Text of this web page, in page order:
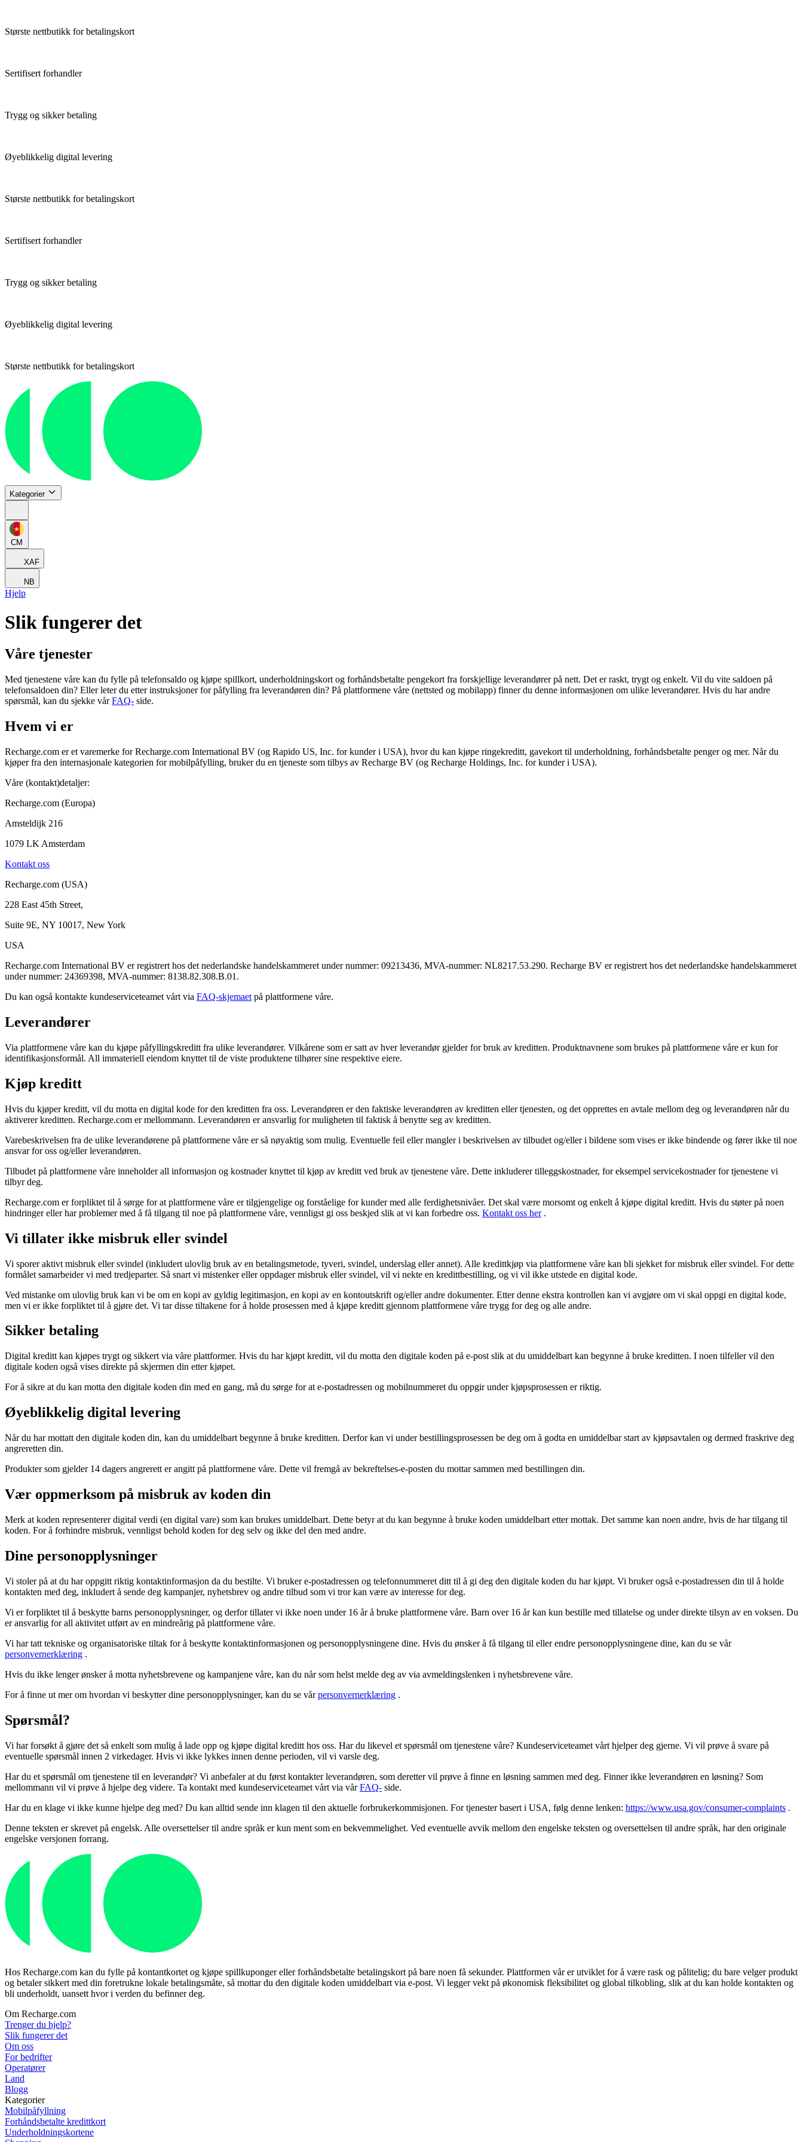
Største nettbutikk for betalingskort
Sertifisert forhandler
Trygg og sikker betaling
Øyeblikkelig digital levering
Største nettbutikk for betalingskort
Sertifisert forhandler
Trygg og sikker betaling
Øyeblikkelig digital levering
Største nettbutikk for betalingskort
Kategorier
CM
XAF
NB
Hjelp
Slik fungerer det
Våre tjenester
Med tjenestene våre kan du fylle på telefonsaldo og kjøpe spillkort, underholdningskort og forhåndsbetalte pengekort fra forskjellige leverandører på nett. Det er raskt, trygt og enkelt. Vil du vite saldoen på
telefonsaldoen din? Eller leter du etter instruksjoner for påfylling fra leverandøren din? På plattformene våre (nettsted og mobilapp) finner du denne informasjonen om ulike leverandører. Hvis du har andre
spørsmål, kan du sjekke vårFAQ- side.
Hvem vi er
Recharge.com er et varemerke for Recharge.com International BV (og Rapido US, Inc. for kunder i USA), hvor du kan kjøpe ringekreditt, gavekort til underholdning, forhåndsbetalte penger og mer. Når du
kjøper fra den internasjonale kategorien for mobilpåfylling, bruker du en tjeneste som tilbys av Recharge BV (og Recharge Holdings, Inc. for kunder i USA).
Våre (kontakt)detaljer:
Recharge.com (Europa)
Amsteldijk 216
1079 LK Amsterdam
Kontakt oss
Recharge.com (USA)
228 East 45th Street,
Suite 9E, NY 10017, New York
USA
Recharge.com International BV er registrert hos det nederlandske handelskammeret under nummer: 09213436, MVA-nummer: NL8217.53.290. Recharge BV er registrert hos det nederlandske handelskammeret
under nummer: 24369398, MVA-nummer: 8138.82.308.B.01.
Du kan også kontakte kundeserviceteamet vårt via FAQ-skjemaet på plattformene våre.
Leverandører
Via plattformene våre kan du kjøpe påfyllingskreditt fra ulike leverandører. Vilkårene som er satt av hver leverandør gjelder for bruk av kreditten. Produktnavnene som brukes på plattformene våre er kun for
identifikasjonsformål. All immateriell eiendom knyttet til de viste produktene tilhører sine respektive eiere.
Kjøp kreditt
Hvis du kjøper kreditt, vil du motta en digital kode for den kreditten fra oss. Leverandøren er den faktiske leverandøren av kreditten eller tjenesten, og det opprettes en avtale mellom deg og leverandøren når du
aktiverer kreditten. Recharge.com er mellommann. Leverandøren er ansvarlig for muligheten til faktisk å benytte seg av kreditten.
Varebeskrivelsen fra de ulike leverandørene på plattformene våre er så nøyaktig som mulig. Eventuelle feil eller mangler i beskrivelsen av tilbudet og/eller i bildene som vises er ikke bindende og fører ikke til noe
ansvar for oss og/eller leverandøren.
Tilbudet på plattformene våre inneholder all informasjon og kostnader knyttet til kjøp av kreditt ved bruk av tjenestene våre. Dette inkluderer tilleggskostnader, for eksempel servicekostnader for tjenestene vi
tilbyr deg.
Recharge.com er forpliktet til å sørge for at plattformene våre er tilgjengelige og forståelige for kunder med alle ferdighetsnivåer. Det skal være morsomt og enkelt å kjøpe digital kreditt. Hvis du støter på noen
hindringer eller har problemer med å få tilgang til noe på plattformene våre, vennligst gi oss beskjed slik at vi kan forbedre oss. Kontakt oss her.
Vi tillater ikke misbruk eller svindel
Vi sporer aktivt misbruk eller svindel (inkludert ulovlig bruk av en betalingsmetode, tyveri, svindel, underslag eller annet). Alle kredittkjøp via plattformene våre kan bli sjekket for misbruk eller svindel. For dette
formålet samarbeider vi med tredjeparter. Så snart vi mistenker eller oppdager misbruk eller svindel, vil vi nekte en kredittbestilling, og vi vil ikke utstede en digital kode.
Ved mistanke om ulovlig bruk kan vi be om en kopi av gyldig legitimasjon, en kopi av en kontoutskrift og/eller andre dokumenter. Etter denne ekstra kontrollen kan vi avgjøre om vi skal oppgi en digital kode,
men vi er ikke forpliktet til å gjøre det. Vi tar disse tiltakene for å holde prosessen med å kjøpe kreditt gjennom plattformene våre trygg for deg og alle andre.
Sikker betaling
Digital kreditt kan kjøpes trygt og sikkert via våre plattformer. Hvis du har kjøpt kreditt, vil du motta den digitale koden på e-post slik at du umiddelbart kan begynne å bruke kreditten. I noen tilfeller vil den
digitale koden også vises direkte på skjermen din etter kjøpet.
For å sikre at du kan motta den digitale koden din med en gang, må du sørge for at e-postadressen og mobilnummeret du oppgir under kjøpsprosessen er riktig.
Øyeblikkelig digital levering
Når du har mottatt den digitale koden din, kan du umiddelbart begynne å bruke kreditten. Derfor kan vi under bestillingsprosessen be deg om å godta en umiddelbar start av kjøpsavtalen og dermed fraskrive deg
angreretten din.
Produkter som gjelder 14 dagers angrerett er angitt på plattformene våre. Dette vil fremgå av bekreftelses-e-posten du mottar sammen med bestillingen din.
Vær oppmerksom på misbruk av koden din
Merk at koden representerer digital verdi (en digital vare) som kan brukes umiddelbart. Dette betyr at du kan begynne å bruke koden umiddelbart etter mottak. Det samme kan noen andre, hvis de har tilgang til
koden. For å forhindre misbruk, vennligst behold koden for deg selv og ikke del den med andre.
Dine personopplysninger
Vi stoler på at du har oppgitt riktig kontaktinformasjon da du bestilte. Vi bruker e-postadressen og telefonnummeret ditt til å gi deg den digitale koden du har kjøpt. Vi bruker også e-postadressen din til å holde
kontakten med deg, inkludert å sende deg kampanjer, nyhetsbrev og andre tilbud som vi tror kan være av interesse for deg.
Vi er forpliktet til å beskytte barns personopplysninger, og derfor tillater vi ikke noen under 16 år å bruke plattformene våre. Barn over 16 år kan kun bestille med tillatelse og under direkte tilsyn av en voksen. Du
er ansvarlig for all aktivitet utført av en mindreårig på plattformene våre.
Vi har tatt tekniske og organisatoriske tiltak for å beskytte kontaktinformasjonen og personopplysningene dine. Hvis du ønsker å få tilgang til eller endre personopplysningene dine, kan du se vår
personvernerklæring .
Hvis du ikke lenger ønsker å motta nyhetsbrevene og kampanjene våre, kan du når som helst melde deg av via avmeldingslenken i nyhetsbrevene våre.
For å finne ut mer om hvordan vi beskytter dine personopplysninger, kan du se vårpersonvernerklæring .
Spørsmål?
Vi har forsøkt å gjøre det så enkelt som mulig å lade opp og kjøpe digital kreditt hos oss. Har du likevel et spørsmål om tjenestene våre? Kundeserviceteamet vårt hjelper deg gjerne. Vi vil prøve å svare på
eventuelle spørsmål innen 2 virkedager. Hvis vi ikke lykkes innen denne perioden, vil vi varsle deg.
Har du et spørsmål om tjenestene til en leverandør? Vi anbefaler at du først kontakter leverandøren, som deretter vil prøve å finne en løsning sammen med deg. Finner ikke leverandøren en løsning? Som
mellommann vil vi prøve å hjelpe deg videre. Ta kontakt med kundeserviceteamet vårt via vårFAQ- side.
Har du en klage vi ikke kunne hjelpe deg med? Du kan alltid sende inn klagen til den aktuelle forbrukerkommisjonen. For tjenester basert i USA, følg denne lenken: https://www.usa.gov/consumer-complaints .
Denne teksten er skrevet på engelsk. Alle oversettelser til andre språk er kun ment som en bekvemmelighet. Ved eventuelle avvik mellom den engelske teksten og oversettelsen til andre språk, har den originale
engelske versjonen forrang.
Hos Recharge.com kan du fylle på kontantkortet og kjøpe spillkuponger eller forhåndsbetalte betalingskort på bare noen få sekunder. Plattformen vår er utviklet for å være rask og pålitelig; du bare velger produkt
og betaler sikkert med din foretrukne lokale betalingsmåte, så mottar du den digitale koden umiddelbart via e-post. Vi legger vekt på økonomisk fleksibilitet og global tilkobling, slik at du kan holde kontakten og
bli underholdt, uansett hvor i verden du befinner deg.
Om Recharge.com
Trenger du hjelp?
Slik fungerer det
Om oss
For bedrifter
Operatører
Land
Blogg
Kategorier
Mobilpåfyllning
Forhåndsbetalte kredittkort
Underholdningskortene